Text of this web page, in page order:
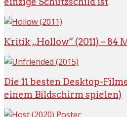
Kritik „Hollow“ (2011) – 84
Die 11 besten Desktop-
einem Bildschirm spielen)